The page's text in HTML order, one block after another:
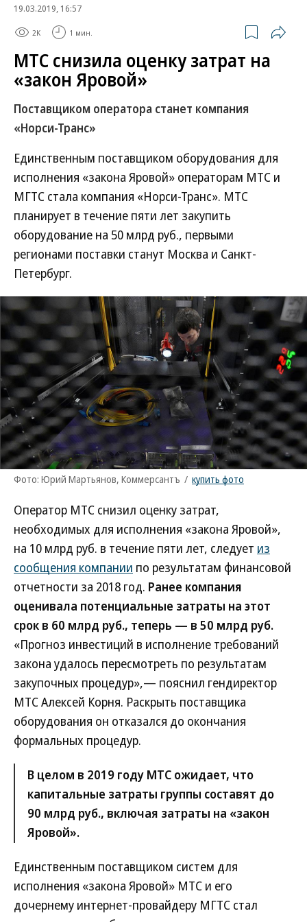
19.03.2019, 16:57
2K 1 мин.
МТС снизила оценку затрат на
«закон Яровой»
Поставщиком оператора станет компания
«Норси-Транс»
Единственным поставщиком оборудования для
исполнения «закона Яровой» операторам МТС и
МГТС стала компания «Норси-Транс». МТС
планирует в течение пяти лет закупить
оборудование на 50 млрд руб., первыми
регионами поставки станут Москва и Санкт-
Петербург.
Фото: Юрий Мартьянов, Коммерсантъ / купить фото
Оператор МТС снизил оценку затрат,
необходимых для исполнения «закона Яровой»,
на 10 млрд руб. в течение пяти лет, следует из
сообщения компании по результатам финансовой
отчетности за 2018 год. Ранее компания
оценивала потенциальные затраты на этот
срок в 60 млрд руб., теперь — в 50 млрд руб.
«Прогноз инвестиций в исполнение требований
закона удалось пересмотреть по результатам
закупочных процедур»,— пояснил гендиректор
МТС Алексей Корня. Раскрыть поставщика
оборудования он отказался до окончания
формальных процедур.
В целом в 2019 году МТС ожидает, что
капитальные затраты группы составят до
90 млрд руб., включая затраты на «закон
Яровой».
Единственным поставщиком систем для
исполнения «закона Яровой» МТС и его
дочернему интернет-провайдеру МГТС стал